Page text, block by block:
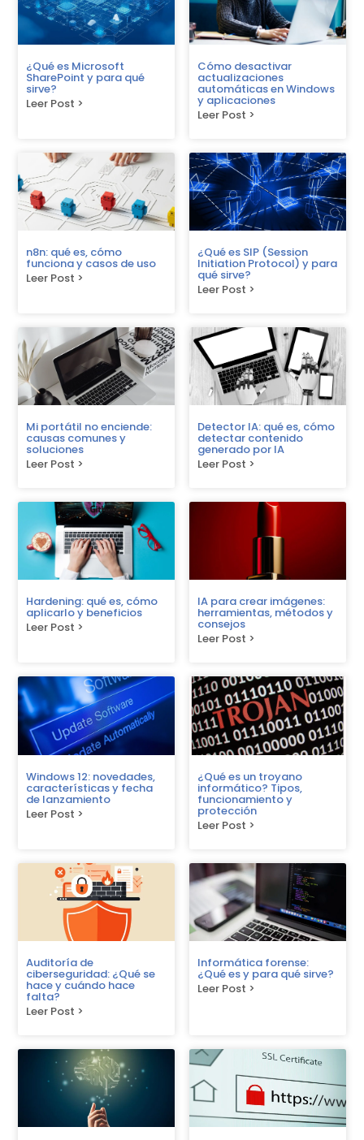
¿Qué es Microsoft
SharePoint y para qué
sirve?
Leer Post >
Cómo desactivar
actualizaciones
automáticas en Windows
y aplicaciones
Leer Post >
n8n: qué es, cómo
funciona y casos de uso
Leer Post >
¿Qué es SIP (Session
Initiation Protocol) y para
qué sirve?
Leer Post >
Mi portátil no enciende:
causas comunes y
soluciones
Leer Post >
Detector IA: qué es, cómo
detectar contenido
generado por IA
Leer Post >
Hardening: qué es, cómo
aplicarlo y beneficios
Leer Post >
IA para crear imágenes:
herramientas, métodos y
consejos
Leer Post >
Windows 12: novedades,
características y fecha
de lanzamiento
Leer Post >
¿Qué es un troyano
informático? Tipos,
funcionamiento y
protección
Leer Post >
Auditoría de
ciberseguridad: ¿Qué se
hace y cuándo hace
falta?
Leer Post >
Informática forense:
¿Qué es y para qué sirve?
Leer Post >